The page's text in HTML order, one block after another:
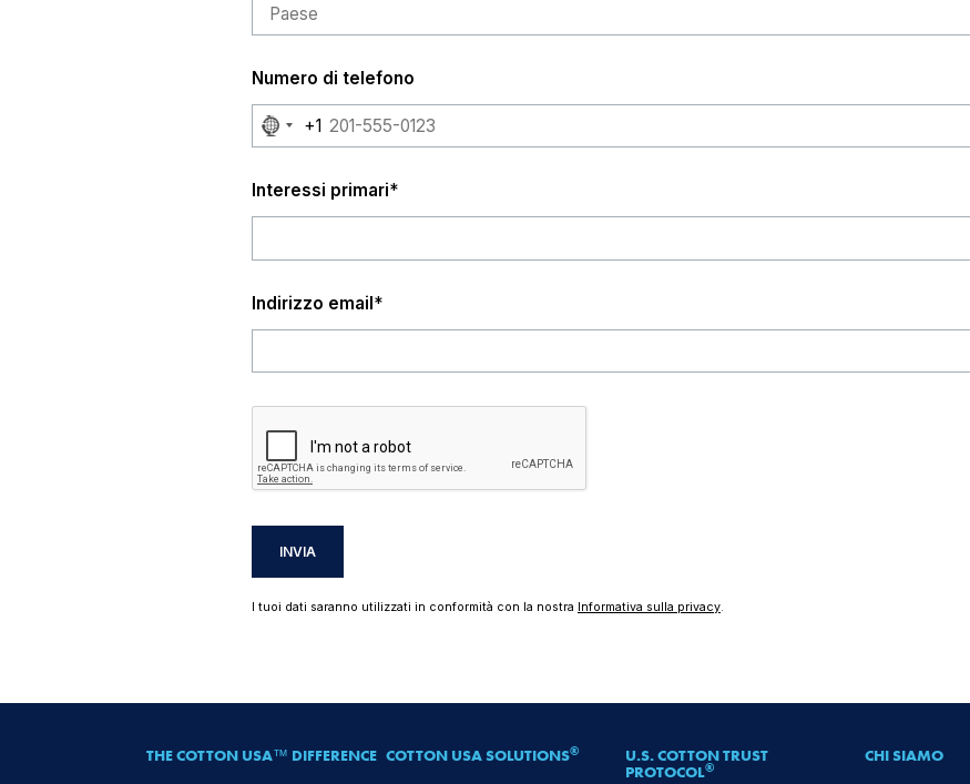
Numero di telefono
No
country
+1
Interessi primari*
Indirizzo email*
INVIA
I tuoi dati saranno utilizzati in conformità con la nostra Informativa sulla privacy.
THE COTTON USA™ DIFFERENCE COTTON USA SOLUTIONS®
U.S. COTTON TRUST
PROTOCOL®
CHI SIAMO